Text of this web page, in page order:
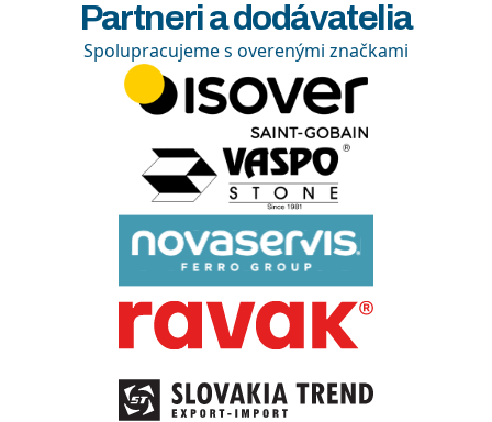
Partneri a dodávatelia
Spolupracujeme s overenými značkami